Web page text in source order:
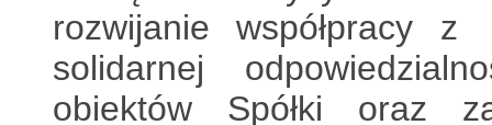
rozwijanie współpracy
solidarnej
obiektów Spółki oraz